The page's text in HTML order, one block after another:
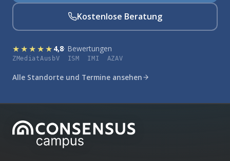
Kostenlose Beratung
★★★★★ 4,8· Bewertungen
ZMediatAusbV ISM IMI AZAV
Alle Standorte und Termine ansehen